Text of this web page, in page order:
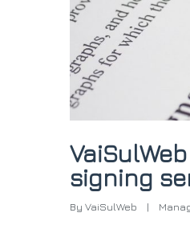
signing
By VaiSulWeb |